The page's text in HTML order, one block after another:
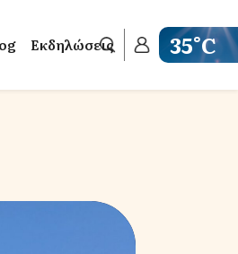
Εκδηλώσεις 35°C
Get